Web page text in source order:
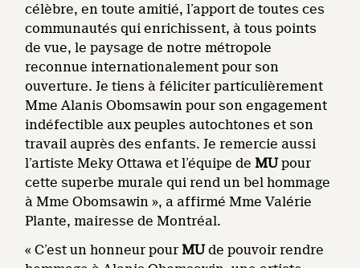
célèbre, en toute amitié, l’apport de toutes ces
communautés qui enrichissent, à tous points
de vue, le paysage de notre métropole
reconnue internationalement pour son
ouverture. Je tiens à féliciter particulièrement
Mme Alanis Obomsawin pour son engagement
indéfectible aux peuples autochtones et son
travail auprès des enfants. Je remercie aussi
l’artiste Meky Ottawa et l’équipe de MU pour
cette superbe murale qui rend un bel hommage
à Mme Obomsawin », a affirmé Mme Valérie
Plante, mairesse de Montréal.
« C’est un honneur pour MU de pouvoir rendre